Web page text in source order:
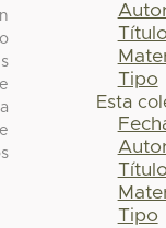
Título
Tipo
Esta
Título
Tipo